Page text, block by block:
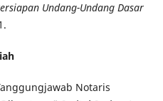
Undang-Undang Dasar
Notaris